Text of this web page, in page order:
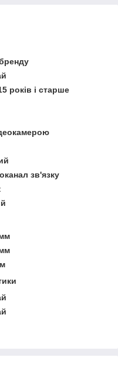
років і старше
зв'язку